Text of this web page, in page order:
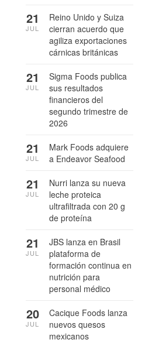
Reino Unido y Suiza
cierran acuerdo que
agiliza exportaciones
cárnicas británicas
21
JUL
Sigma Foods publica
sus resultados
financieros del
segundo trimestre de
2026
21
JUL
Mark Foods adquiere
a Endeavor Seafood
21
JUL
Nurri lanza su nueva
leche proteica
ultrafiltrada con 20 g
de proteína
21
JUL
JBS lanza en Brasil
plataforma de
formación continua en
nutrición para
personal médico
21
JUL
Cacique Foods lanza
nuevos quesos
mexicanos
20
JUL